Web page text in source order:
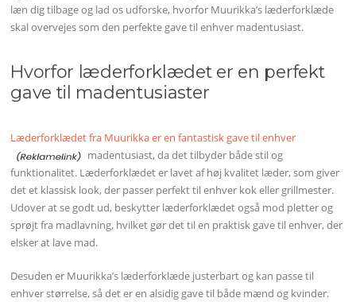
læn dig tilbage og lad os udforske, hvorfor Muurikka’s læderforklæde
skal overvejes som den perfekte gave til enhver madentusiast.
Hvorfor læderforklædet er en perfekt
gave til madentusiaster
Læderforklædet fra Muurikka er en fantastisk gave til enhver
madentusiast, da det tilbyder både stil og
funktionalitet. Læderforklædet er lavet af høj kvalitet læder, som giver
det et klassisk look, der passer perfekt til enhver kok eller grillmester.
Udover at se godt ud, beskytter læderforklædet også mod pletter og
sprøjt fra madlavning, hvilket gør det til en praktisk gave til enhver, der
elsker at lave mad.
Desuden er Muurikka’s læderforklæde justerbart og kan passe til
enhver størrelse, så det er en alsidig gave til både mænd og kvinder.